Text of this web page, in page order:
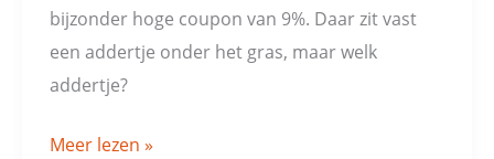
bijzonder hoge coupon van 9%. Daar zit vast
een addertje onder het gras, maar welk
addertje?
Meer lezen »